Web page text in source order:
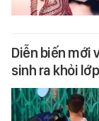
Diễn biến mới
sinh ra khỏi